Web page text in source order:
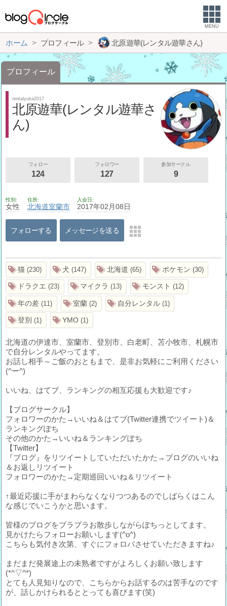
MENU
ホーム プロフィール 北原遊華(レンタル遊華さん)
プロフィール
rentalyuka2017
北原遊華(レンタル遊華さ
ん)
フォロー
124
フォロワー
127
参加サークル
9
性別
女性
住所
北海道室蘭市
入会日
2017年02月08日
フォローする メッセージを送る
猫 230 犬 147 北海道 65 ポケモン 30
ドラクエ 23 マイクラ 13 モンスト 12
年の差 11 室蘭 2 自分レンタル 1
登別 1 YMO 1
北海道の伊達市、室蘭市、登別市、白老町、苫小牧市、札幌市
で自分レンタルやってます。
お話し相手～ご飯のおともまで、是非お気軽にご利用ください
(^ー^)
いいね、はてブ、ランキングの相互応援も大歓迎です♪
【ブログサークル】
フォロワーのかた→いいね＆はてブ(Twitter連携でツイート)＆
ランキングぽち
その他のかた→いいね＆ランキングぽち
【Twitter】
『ブログ』をリツイートしていただいたかた→ブログのいいね
＆お返しリツイート
フォロワーのかた→定期巡回いいね＆リツイート
↑最近応援に手がまわらなくなりつつあるのでしばらくはこん
な感じでいこうかと思います。
皆様のブログをブラブラお散歩しながらぽちっとしてます。
見かけたらフォローお願いします(^o^)
こちらも気付き次第、すぐにフォロバさせていただきますね♪
まだまだ発展途上の未熟者ですがよろしくお願い致します
(*^▽^*)
とても人見知りなので、こちらからお話するのは苦手なのです
が、話しかけられるととっても喜びます(笑)